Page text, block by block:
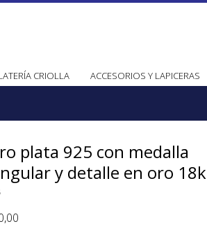
CRIOLLA ACCESORIOS Y LAPICERAS
plata 925 con medalla
y detalle en oro 18k